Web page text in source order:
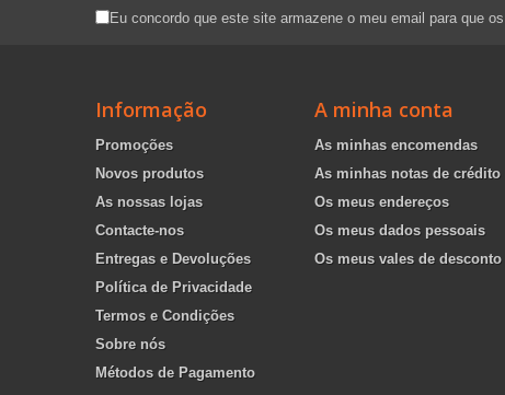
Eu concordo que este site armazene o meu email para que
Informação
Promoções
Novos produtos
As nossas lojas
Contacte-nos
Entregas e Devoluções
Política de Privacidade
Termos e Condições
Sobre nós
Métodos de Pagamento
A minha conta
As minhas encomendas
As minhas notas de crédito
Os meus endereços
Os meus dados pessoais
Os meus vales de desconto